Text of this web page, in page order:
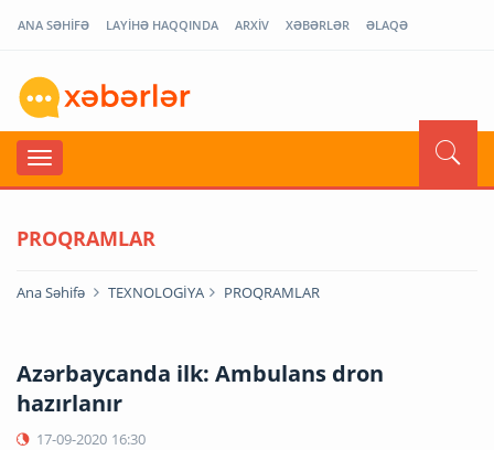
ANA SƏHİFƏ LAYİHƏ HAQQINDA ARXİV XƏBƏRLƏR ƏLAQƏ
PROQRAMLAR
Ana Səhifə TEXNOLOGİYA PROQRAMLAR
Azərbaycanda ilk: Ambulans dron
hazırlanır
17-09-2020 16:30